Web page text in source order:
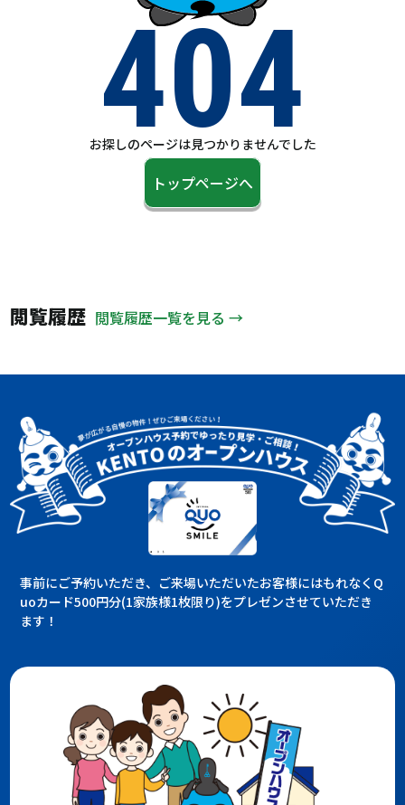
404
お探しのページは見つかりませんでした
トップページへ
閲覧履歴 閲覧履歴一覧を見る →
事前にご予約いただき、ご来場いただいたお客様にはもれなくQ
uoカード500円分(1家族様1枚限り)をプレゼンさせていただき
ます！